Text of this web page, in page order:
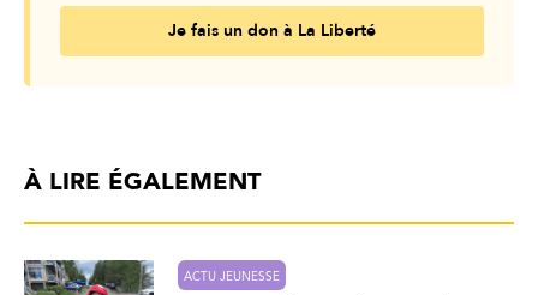
Je fais un don à La Liberté
À LIRE ÉGALEMENT
ACTU JEUNESSE